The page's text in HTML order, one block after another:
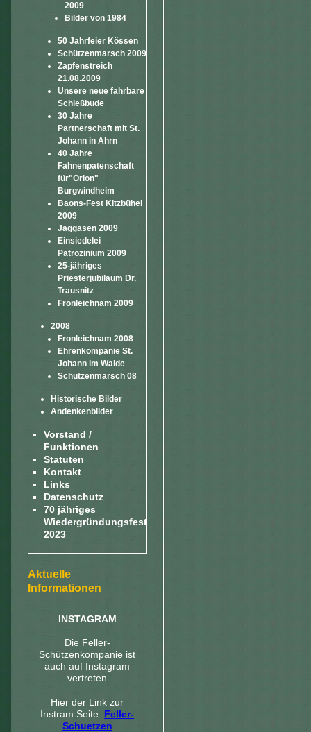
2009
Bilder von 1984
50 Jahrfeier Kössen
Schützenmarsch 2009
Zapfenstreich
21.08.2009
Unsere neue fahrbare
Schießbude
30 Jahre
Partnerschaft mit St.
Johann in Ahrn
40 Jahre
Fahnenpatenschaft
für"Orion"
Burgwindheim
Baons-Fest Kitzbühel
2009
Jaggasen 2009
Einsiedelei
Patrozinium 2009
25-jähriges
Priesterjubiläum Dr.
Trausnitz
Fronleichnam 2009
2008
Fronleichnam 2008
Ehrenkompanie St.
Johann im Walde
Schützenmarsch 08
Historische Bilder
Andenkenbilder
Vorstand /
Funktionen
Statuten
Kontakt
Links
Datenschutz
70 jähriges
Wiedergründungsfest
2023
Aktuelle
Informationen
INSTAGRAM
Die Feller-
Schützenkompanie ist
auch auf Instagram
vertreten
Hier der Link zur
Instram Seite: Feller-
Schuetzen